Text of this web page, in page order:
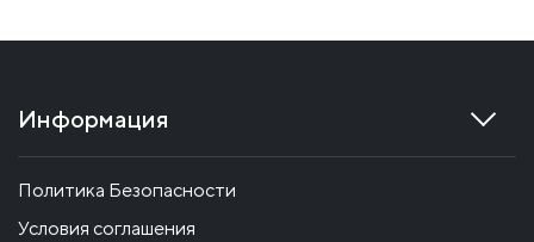
Информация
Политика Безопасности
Условия соглашения